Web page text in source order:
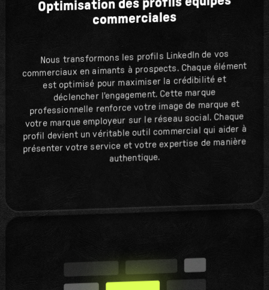
commerciales
Nous transformons les profils LinkedIn de vos
commerciaux en aimants à prospects. Chaque élément
est optimisé pour maximiser la crédibilité et
déclencher l'engagement. Cette marque
professionnelle renforce votre image de marque et
votre marque employeur sur le réseau social. Chaque
profil devient un véritable outil commercial qui aider à
présenter votre service et votre expertise de manière
authentique.